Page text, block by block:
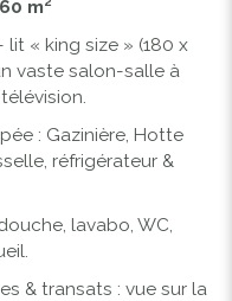
m²
« king size » (180 x
vaste salon-salle à
: Gazinière, Hotte
réfrigérateur &
lavabo, WC,
& transats : vue sur la